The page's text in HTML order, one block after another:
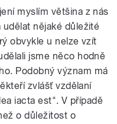
myslím většina z nás
nějaké důležité
obvykle u nelze vzít
jsme něco hodně
Podobný význam má
zvlášť vzdělaní
iacta est". V případě
o důležitost o